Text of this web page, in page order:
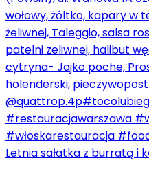
Letnia sałatka z burratą i